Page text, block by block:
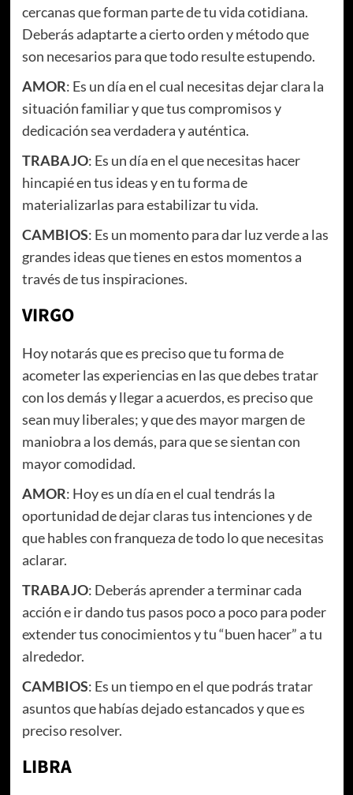
cercanas que forman parte de tu vida cotidiana.
Deberás adaptarte a cierto orden y método que
son necesarios para que todo resulte estupendo.
AMOR: Es un día en el cual necesitas dejar clara la
situación familiar y que tus compromisos y
dedicación sea verdadera y auténtica.
TRABAJO: Es un día en el que necesitas hacer
hincapié en tus ideas y en tu forma de
materializarlas para estabilizar tu vida.
CAMBIOS: Es un momento para dar luz verde a las
grandes ideas que tienes en estos momentos a
través de tus inspiraciones.
VIRGO
Hoy notarás que es preciso que tu forma de
acometer las experiencias en las que debes tratar
con los demás y llegar a acuerdos, es preciso que
sean muy liberales; y que des mayor margen de
maniobra a los demás, para que se sientan con
mayor comodidad.
AMOR: Hoy es un día en el cual tendrás la
oportunidad de dejar claras tus intenciones y de
que hables con franqueza de todo lo que necesitas
aclarar.
TRABAJO: Deberás aprender a terminar cada
acción e ir dando tus pasos poco a poco para poder
extender tus conocimientos y tu “buen hacer” a tu
alrededor.
CAMBIOS: Es un tiempo en el que podrás tratar
asuntos que habías dejado estancados y que es
preciso resolver.
LIBRA